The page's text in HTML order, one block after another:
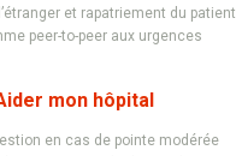
et rapatriement du patient
peer-to-peer aux urgences
mon hôpital
en cas de pointe modérée